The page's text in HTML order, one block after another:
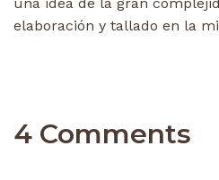
elaboración y tallado en la
4 Comments